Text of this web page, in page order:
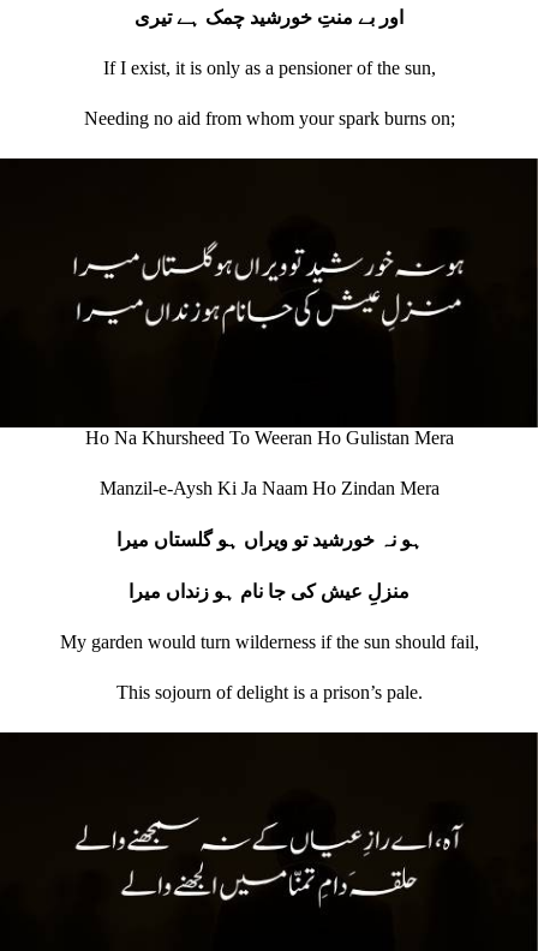
اور بے منتِ خورشید چمک ہے تیری
If I exist, it is only as a pensioner of the sun,
Needing no aid from whom your spark burns on;
Ho Na Khursheed To Weeran Ho Gulistan Mera
Manzil-e-Aysh Ki Ja Naam Ho Zindan Mera
ہو نہ خورشید تو ویراں ہو گلستاں میرا
منزلِ عیش کی جا نام ہو زنداں میرا
My garden would turn wilderness if the sun should fail,
This sojourn of delight is a prison’s pale.